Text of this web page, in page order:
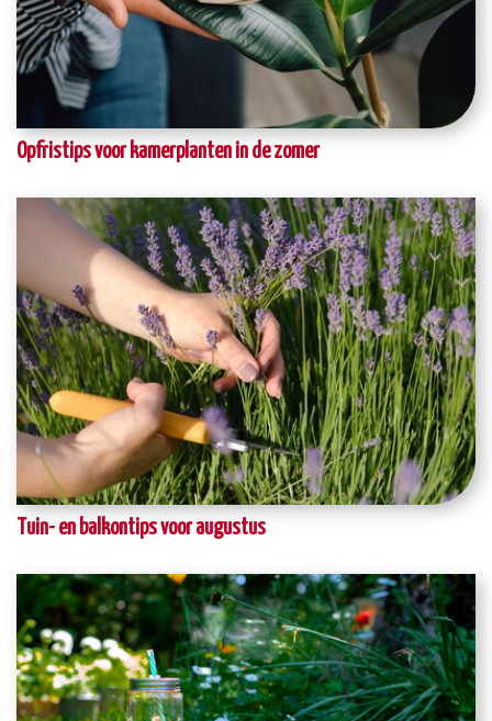
Opfristips voor kamerplanten in de zomer
Tuin- en balkontips voor augustus